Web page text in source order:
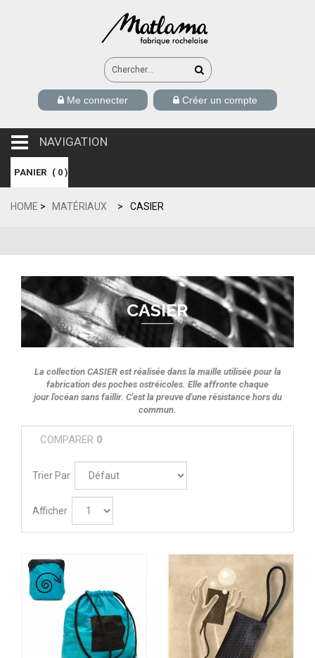
Me connecter Créer un compte
navigation
NAVIGATION
PANIER ( 0 )
HOME > MATÉRIAUX > CASIER
CASIER
La collection CASIER est réalisée dans la maille utilisée pour la
fabrication des poches ostréicoles. Elle affronte chaque
jour l'océan sans faillir. C'est la preuve d'une résistance hors du
commun.
COMPARER 0
Trier Par
Afficher